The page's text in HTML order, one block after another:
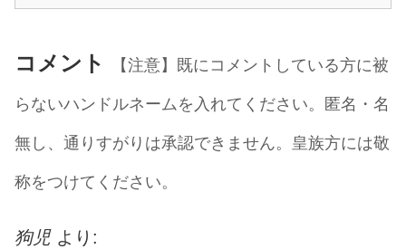
コメント
【注意】既にコメントしている方に被
らないハンドルネームを入れてください。匿名・名
無し、通りすがりは承認できません。皇族方には敬
称をつけてください。
狗児 より: